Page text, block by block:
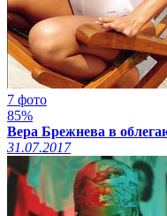
7 фото
85%
Вера Брежнева в
31.07.2017